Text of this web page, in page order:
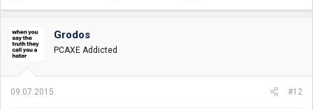
Grodos
PCAXE Addicted
09.07.2015. #12